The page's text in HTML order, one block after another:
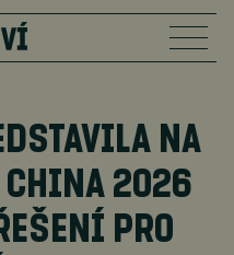
NA
CHINA 2026
PRO